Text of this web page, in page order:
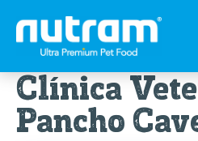
Clínica
Pancho